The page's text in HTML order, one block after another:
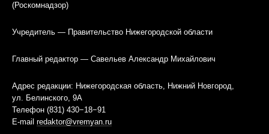
(Роскомнадзор)
Учредитель — Правительство Нижегородской области
Главный редактор — Савельев Александр Михайлович
Адрес редакции: Нижегородская область, Нижний Новгород,
ул. Белинского, 9А
Телефон (831) 430−18−91
E-mail redaktor@vremyan.ru